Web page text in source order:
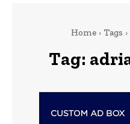
Home Tags
Tag: